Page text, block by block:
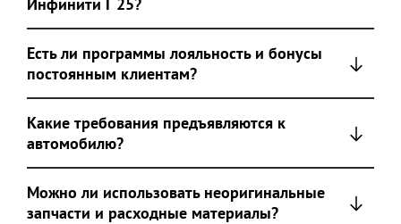
Есть ли программы лояльность и бонусы
постоянным клиентам?
Какие требования предъявляются к
автомобилю?
Можно ли использовать неоригинальные
запчасти и расходные материалы?